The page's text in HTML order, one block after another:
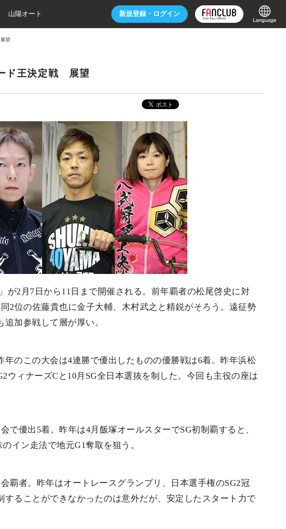
新規登録・ ログイン
山陽オート
望
ド王決定戦 展望
が2月7日から11日まで開催される。前年覇者の松尾啓史に対
2位の佐藤貴也に金子大輔、木村武之と精鋭がそろう。遠征勢
加参戦して層が厚い。
のこの大会は4連勝で優出したものの優勝戦は6着。昨年浜松
ウィナーズCと10月SG全日本選抜を制した。今回も主役の座は
で優出5着。昨年は4月飯塚オールスターでSG初制覇すると、
イン走法で地元G1奪取を狙う。
覇者。昨年はオートレースグランプリ、日本選手権のSG2冠
ることができなかったのは意外だが、安定したスタート力で